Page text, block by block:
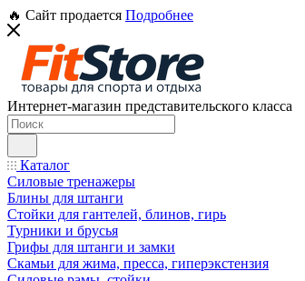
🔥 Сайт продается Подробнее
Интернет-магазин представительского класса
Каталог
Силовые тренажеры
Блины для штанги
Стойки для гантелей, блинов, гирь
Турники и брусья
Грифы для штанги и замки
Скамьи для жима, пресса, гиперэкстензия